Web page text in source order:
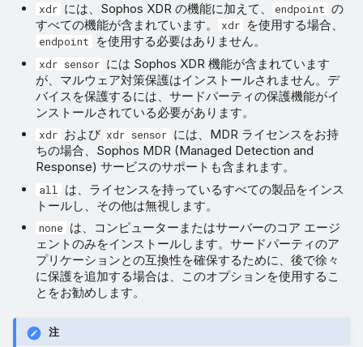
xdr には、Sophos XDR の機能に加えて、 endpoint の
すべての機能が含まれています。
xdr を使用する場合、
endpoint を使用する必要はありません。
xdr sensor には Sophos XDR 機能が含まれています
が、マルウェア対策保護はインストールされません。デ
バイスを保護するには、サードパーティの保護機能がイ
ンストールされている必要があります。
xdr および xdr sensor には、MDR ライセンスをお持
ちの場合、Sophos MDR (Managed Detection and
Response) サービスのサポートも含まれます。
all
は、ライセンスを持っているすべての製品をインス
トールし、その他は無視します。
none
は、コンピューターまたはサーバーのコア エージ
ェントのみをインストールします。サードパーティのア
プリケーションとの互換性を確保するために、後で徐々
に保護を追加する場合は、このオプションを使用するこ
とをお勧めします。
注